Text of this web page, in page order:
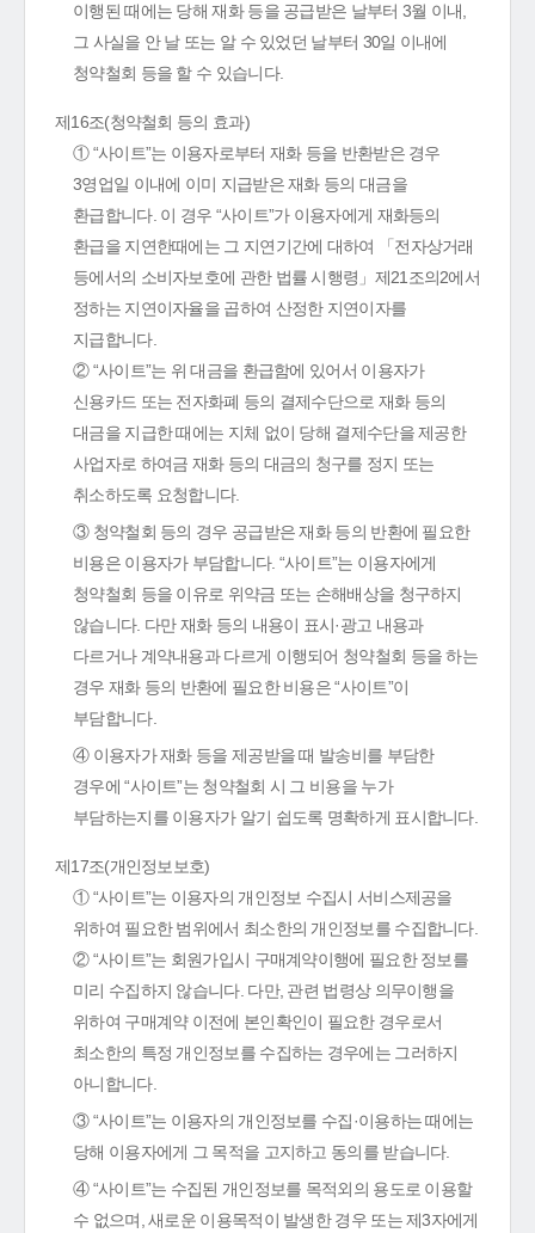
이행된 때에는 당해 재화 등을 공급받은 날부터 3월 이내,
그 사실을 안 날 또는 알 수 있었던 날부터 30일 이내에
청약철회 등을 할 수 있습니다.
제16조(청약철회 등의 효과)
① “사이트”는 이용자로부터 재화 등을 반환받은 경우
3영업일 이내에 이미 지급받은 재화 등의 대금을
환급합니다. 이 경우 “사이트”가 이용자에게 재화등의
환급을 지연한때에는 그 지연기간에 대하여 「전자상거래
등에서의 소비자보호에 관한 법률 시행령」제21조의2에서
정하는 지연이자율을 곱하여 산정한 지연이자를
지급합니다.
② “사이트”는 위 대금을 환급함에 있어서 이용자가
신용카드 또는 전자화폐 등의 결제수단으로 재화 등의
대금을 지급한 때에는 지체 없이 당해 결제수단을 제공한
사업자로 하여금 재화 등의 대금의 청구를 정지 또는
취소하도록 요청합니다.
③ 청약철회 등의 경우 공급받은 재화 등의 반환에 필요한
비용은 이용자가 부담합니다. “사이트”는 이용자에게
청약철회 등을 이유로 위약금 또는 손해배상을 청구하지
않습니다. 다만 재화 등의 내용이 표시·광고 내용과
다르거나 계약내용과 다르게 이행되어 청약철회 등을 하는
경우 재화 등의 반환에 필요한 비용은 “사이트”이
부담합니다.
④ 이용자가 재화 등을 제공받을 때 발송비를 부담한
경우에 “사이트”는 청약철회 시 그 비용을 누가
부담하는지를 이용자가 알기 쉽도록 명확하게 표시합니다.
제17조(개인정보보호)
① “사이트”는 이용자의 개인정보 수집시 서비스제공을
위하여 필요한 범위에서 최소한의 개인정보를 수집합니다.
② “사이트”는 회원가입시 구매계약이행에 필요한 정보를
미리 수집하지 않습니다. 다만, 관련 법령상 의무이행을
위하여 구매계약 이전에 본인확인이 필요한 경우로서
최소한의 특정 개인정보를 수집하는 경우에는 그러하지
아니합니다.
③ “사이트”는 이용자의 개인정보를 수집·이용하는 때에는
당해 이용자에게 그 목적을 고지하고 동의를 받습니다.
④ “사이트”는 수집된 개인정보를 목적외의 용도로 이용할
수 없으며, 새로운 이용목적이 발생한 경우 또는 제3자에게